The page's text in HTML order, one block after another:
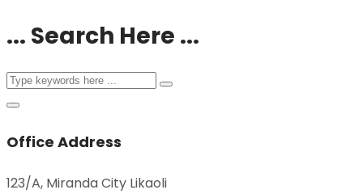
... Search Here ...
Office Address
123/A, Miranda City Likaoli